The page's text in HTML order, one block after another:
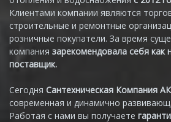
Клиентами компании являются
строительные и ремонтные
розничные покупатели. За время
компания зарекомендовала себя как
поставщик.
Сегодня Сантехническая Компания
современная и динамично
Работая с нами вы получаете